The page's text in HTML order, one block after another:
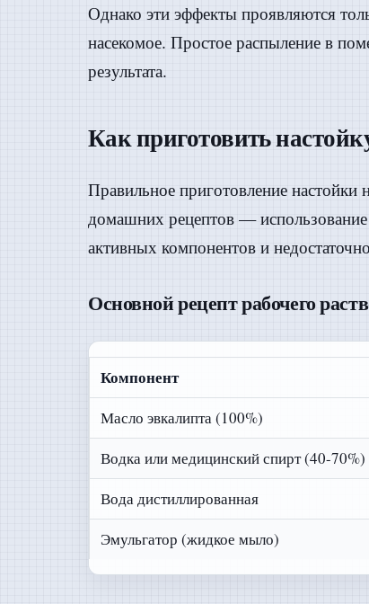
Однако эти эффекты проявляются
насекомое. Простое распыление в
результата.
Как приготовить
Правильное приготовление
домашних рецептов —
активных компонентов и
Основной рецепт рабочего
Компонент
Масло эвкалипта (100%)
Водка или медицинский спирт (40-70%)
Вода дистиллированная
Эмульгатор (жидкое мыло)